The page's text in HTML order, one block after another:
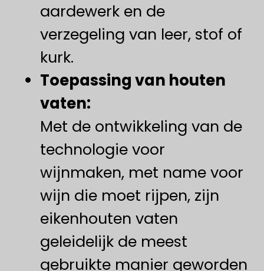
aardewerk en de
verzegeling van leer, stof of
kurk.
Toepassing van houten
vaten:
Met de ontwikkeling van de
technologie voor
wijnmaken, met name voor
wijn die moet rijpen, zijn
eikenhouten vaten
geleidelijk de meest
gebruikte manier geworden